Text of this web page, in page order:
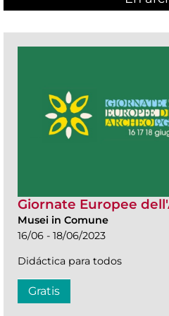
Giornate Europee
Musei in Comune
16/06 - 18/06/2023
Didáctica para todos
Gratis